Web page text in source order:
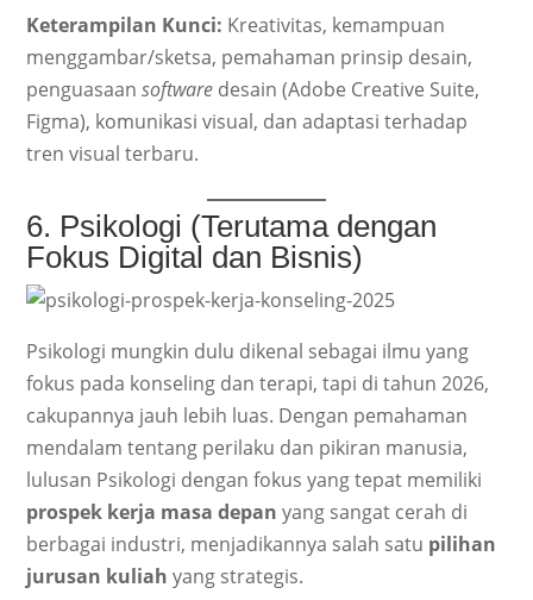
Keterampilan Kunci: Kreativitas, kemampuan
menggambar/sketsa, pemahaman prinsip desain,
penguasaansoftware desain (Adobe Creative Suite,
Figma), komunikasi visual, dan adaptasi terhadap
tren visual terbaru.
6. Psikologi (Terutama dengan
Fokus Digital dan Bisnis)
Psikologi mungkin dulu dikenal sebagai ilmu yang
fokus pada konseling dan terapi, tapi di tahun 2026,
cakupannya jauh lebih luas. Dengan pemahaman
mendalam tentang perilaku dan pikiran manusia,
lulusan Psikologi dengan fokus yang tepat memiliki
prospek kerja masa depan yang sangat cerah di
berbagai industri, menjadikannya salah satu pilihan
jurusan kuliah yang strategis.